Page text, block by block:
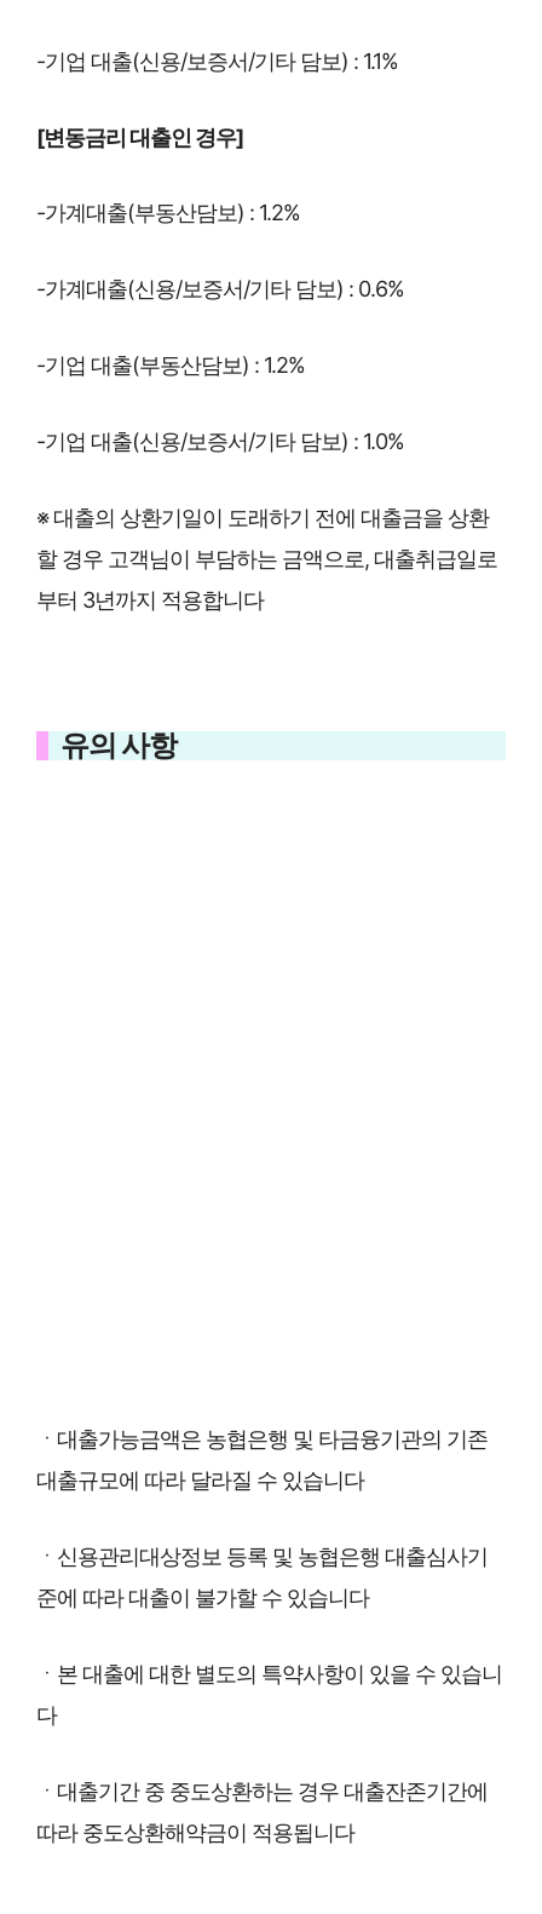
-기업 대출(신용/보증서/기타 담보) : 1.1%
[변동금리 대출인 경우]
-가계대출(부동산담보) : 1.2%
-가계대출(신용/보증서/기타 담보) : 0.6%
-기업 대출(부동산담보) : 1.2%
-기업 대출(신용/보증서/기타 담보) : 1.0%
※ 대출의 상환기일이 도래하기 전에 대출금을 상환
할 경우 고객님이 부담하는 금액으로, 대출취급일로
부터 3년까지 적용합니다
유의 사항
ㆍ대출가능금액은 농협은행 및 타금융기관의 기존
대출규모에 따라 달라질 수 있습니다
ㆍ신용관리대상정보 등록 및 농협은행 대출심사기
준에 따라 대출이 불가할 수 있습니다
ㆍ본 대출에 대한 별도의 특약사항이 있을 수 있습니
다
ㆍ대출기간 중 중도상환하는 경우 대출잔존기간에
따라 중도상환해약금이 적용됩니다